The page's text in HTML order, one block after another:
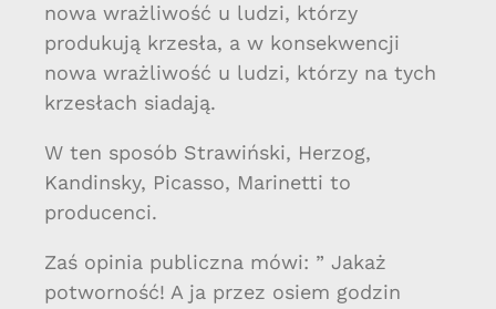
nowa wrażliwość u ludzi, którzy
produkują krzesła, a w konsekwencji
nowa wrażliwość u ludzi, którzy na tych
krzesłach siadają.
W ten sposób Strawiński, Herzog,
Kandinsky, Picasso, Marinetti to
producenci.
Zaś opinia publiczna mówi: ” Jakaż
potworność! A ja przez osiem godzin